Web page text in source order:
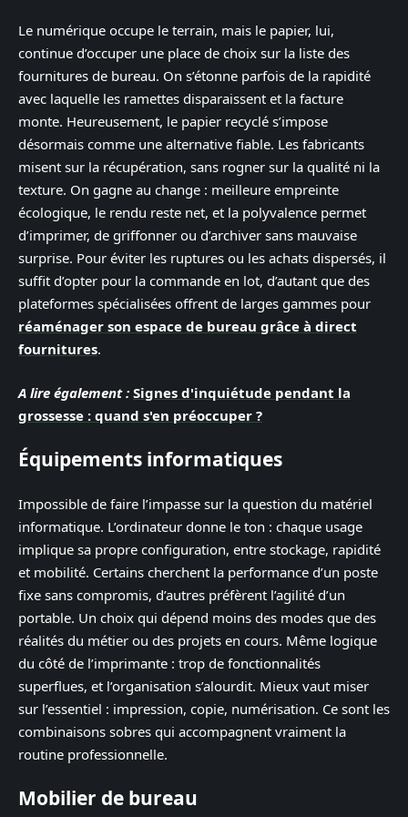
Le numérique occupe le terrain, mais le papier, lui,
continue d’occuper une place de choix sur la liste des
fournitures de bureau. On s’étonne parfois de la rapidité
avec laquelle les ramettes disparaissent et la facture
monte. Heureusement, le papier recyclé s’impose
désormais comme une alternative fiable. Les fabricants
misent sur la récupération, sans rogner sur la qualité ni la
texture. On gagne au change : meilleure empreinte
écologique, le rendu reste net, et la polyvalence permet
d’imprimer, de griffonner ou d’archiver sans mauvaise
surprise. Pour éviter les ruptures ou les achats dispersés, il
suffit d’opter pour la commande en lot, d’autant que des
plateformes spécialisées offrent de larges gammes pour
réaménager son espace de bureau grâce à direct
fournitures.
A lire également : Signes d'inquiétude pendant la
grossesse : quand s'en préoccuper ?
Équipements informatiques
Impossible de faire l’impasse sur la question du matériel
informatique. L’ordinateur donne le ton : chaque usage
implique sa propre configuration, entre stockage, rapidité
et mobilité. Certains cherchent la performance d’un poste
fixe sans compromis, d’autres préfèrent l’agilité d’un
portable. Un choix qui dépend moins des modes que des
réalités du métier ou des projets en cours. Même logique
du côté de l’imprimante : trop de fonctionnalités
superflues, et l’organisation s’alourdit. Mieux vaut miser
sur l’essentiel : impression, copie, numérisation. Ce sont les
combinaisons sobres qui accompagnent vraiment la
routine professionnelle.
Mobilier de bureau